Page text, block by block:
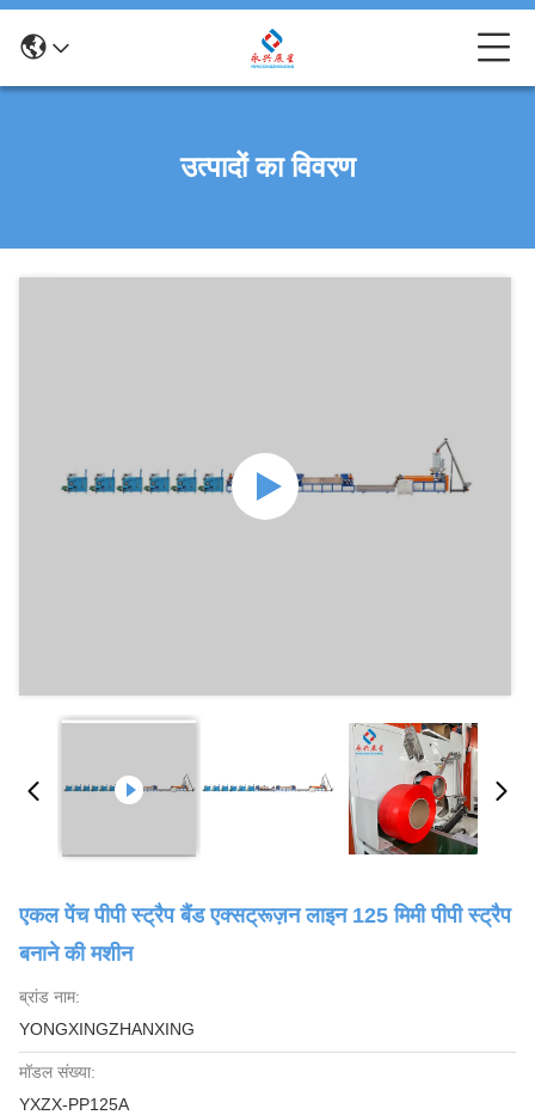
उत्पादों का विवरण
एकल पेंच पीपी स्ट्रैप बैंड एक्सट्रूज़न लाइन 125 मिमी पीपी स्ट्रैप
बनाने की मशीन
ब्रांड नाम:
YONGXINGZHANXING
मॉडल संख्या:
YXZX-PP125A